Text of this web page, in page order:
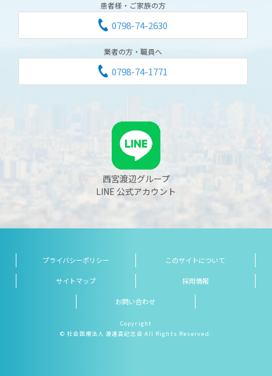
患者様・ご家族の方
0798-74-2630
業者の方・職員へ
0798-74-1771
西宮渡辺グループ
LINE 公式アカウント
プライバシーポリシー このサイトについて
サイトマップ 採用情報
お問い合わせ
Copyright
© 社会医療法人 渡邊高記念会 All Rights Reserved.